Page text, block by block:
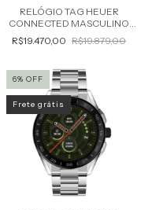
RELÓGIO TAG HEUER
CONNECTED MASCULINO
SBG8A12.BT6219
R$19.470,00 R$19.879,00
6% OFF
Frete grátis